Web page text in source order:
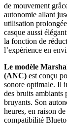
de mouvement
autonomie allant
utilisation
casque aussi
la fonction de
l’expérience en
Le modèle
(ANC) est conçu
sonore optimale. Il
des bruits ambiants
bruyants. Son
heures, en raison
compatibilité